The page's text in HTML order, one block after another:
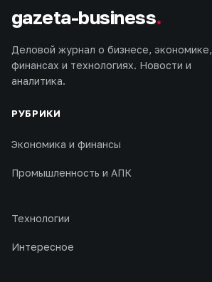
gazeta-business.
Деловой журнал о бизнесе, экономике,
финансах и технологиях. Новости и
аналитика.
РУБРИКИ
Экономика и финансы
Промышленность и АПК
Технологии
Интересное